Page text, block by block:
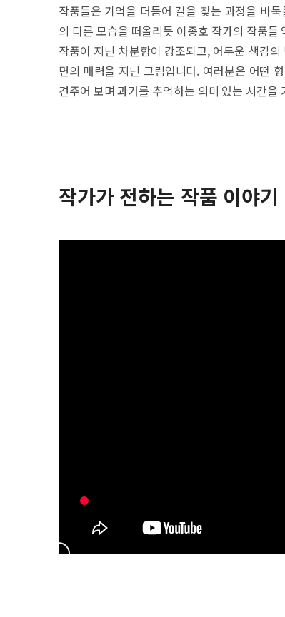
작품들은 기억을 더듬어 길을 찾는 과정을 바
의 다른 모습을 떠올리듯 이종호 작가의 작품
작품이 지닌 차분함이 강조되고, 어두운 색감
면의 매력을 지닌 그림입니다. 여러분은 어떤
견주어 보며 과거를 추억하는 의미 있는 시간을
작가가 전하는 작품 이야기